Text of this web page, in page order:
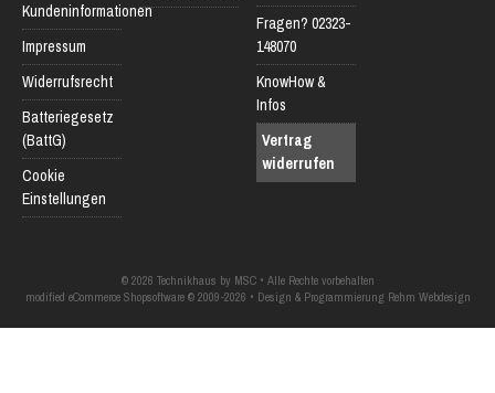
Kundeninformationen
Impressum
Widerrufsrecht
Batteriegesetz
(BattG)
Cookie
Einstellungen
Fragen? 02323-
148070
KnowHow &
Infos
Vertrag
widerrufen
© 2026 Technikhaus by MSC • Alle Rechte vorbehalten
modified eCommerce Shopsoftware © 2009-2026 • Design & Programmierung Rehm Webdesign